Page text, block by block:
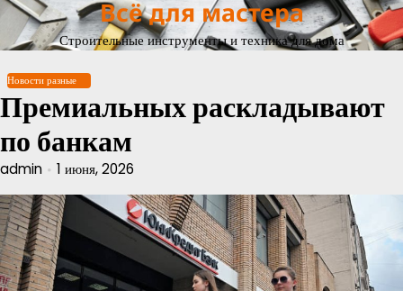
Перейти
содержимому
Всё для мастера
Строительные инструменты и техника для дома
Новости разные
Премиальных раскладывают
по банкам
admin 1 июня, 2026